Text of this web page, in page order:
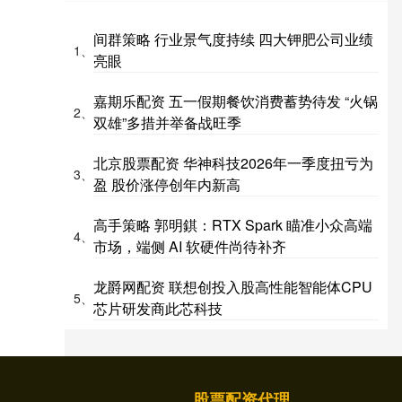
1、
间群策略 行业景气度持续 四大钾肥公司业绩
亮眼
2、
嘉期乐配资 五一假期餐饮消费蓄势待发 “火锅
双雄”多措并举备战旺季
3、
北京股票配资 华神科技2026年一季度扭亏为
盈 股价涨停创年内新高
4、
高手策略 郭明錤：RTX Spark 瞄准小众高端
市场，端侧 AI 软硬件尚待补齐
5、
龙爵网配资 联想创投入股高性能智能体CPU
芯片研发商此芯科技